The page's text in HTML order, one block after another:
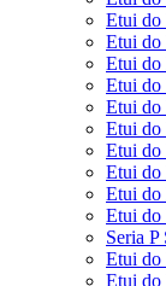
Etui do
Etui do
Etui do
Etui do
Etui do
Etui do
Etui do
Etui do
Etui do
Etui do
Seria P
Etui do
Etui do